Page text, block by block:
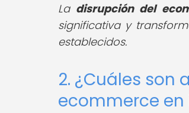
La disrupción del
significativa y
establecidos.
2. ¿Cuáles son
ecommerce